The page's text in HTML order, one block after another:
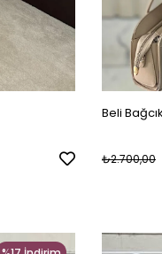
Beli
₺2.700,00